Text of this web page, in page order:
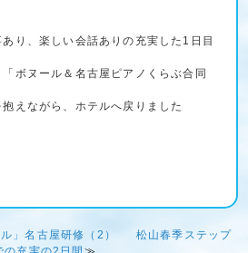
り、楽しい会話ありの充実した1日目
ボヌール＆名古屋ピアノくらぶ合同
えながら、ホテルへ戻りました
」名古屋研修（2）
松山春季ステップ